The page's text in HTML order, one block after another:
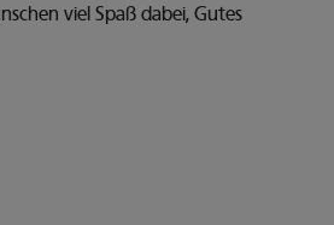
viel Spaß dabei, Gutes